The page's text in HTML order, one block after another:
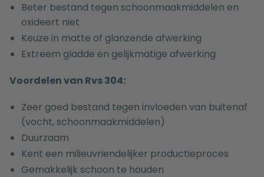
Beter bestand tegen schoonmaakmiddelen en
oxideert niet
Keuze in matte of glanzende afwerking
Extreem gladde en gelijkmatige afwerking
Voordelen van Rvs 304:
Zeer goed bestand tegen invloeden van buitenaf
(vocht, schoonmaakmiddelen)
Duurzaam
Kent een milieuvriendelijker productieproces
Gemakkelijk schoon te houden